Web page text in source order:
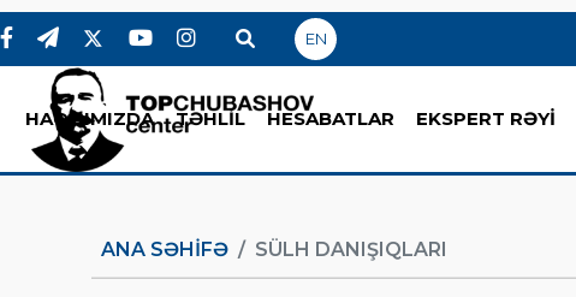
EN
HAQQIMIZDA TƏHLİL HESABATLAR EKSPERT RƏYİ
ANA SƏHIFƏ SÜLH DANIŞIQLARI